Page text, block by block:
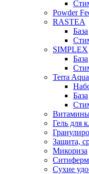
Powder
RASTEA
База
SIMPLEX
База
Terra
База
Гель для
Защита,
Микориза
Сухие